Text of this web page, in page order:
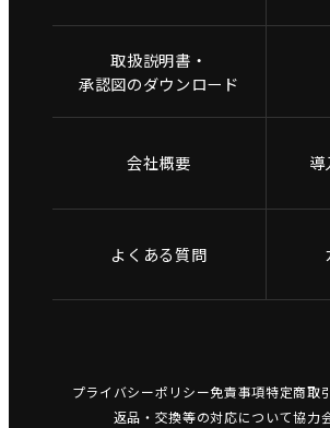
取扱説明書・
承認図のダウンロード
会社概要 導
よくある質問
プライバシーポリシー免責事項特定商取
返品・交換等の対応について協力